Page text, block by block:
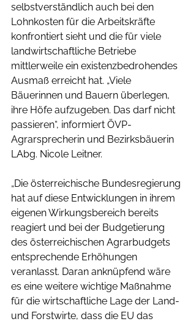
selbstverständlich auch bei den
Lohnkosten für die Arbeitskräfte
konfrontiert sieht und die für viele
landwirtschaftliche Betriebe
mittlerweile ein existenzbedrohendes
Ausmaß erreicht hat. „Viele
Bäuerinnen und Bauern überlegen,
ihre Höfe aufzugeben. Das darf nicht
passieren“, informiert ÖVP-
Agrarsprecherin und Bezirksbäuerin
LAbg. Nicole Leitner.
„Die österreichische Bundesregierung
hat auf diese Entwicklungen in ihrem
eigenen Wirkungsbereich bereits
reagiert und bei der Budgetierung
des österreichischen Agrarbudgets
entsprechende Erhöhungen
veranlasst. Daran anknüpfend wäre
es eine weitere wichtige Maßnahme
für die wirtschaftliche Lage der Land-
und Forstwirte, dass die EU das